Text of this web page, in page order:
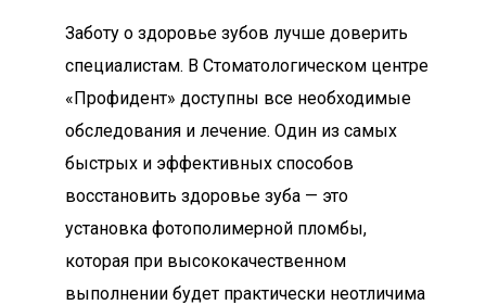
Заботу о здоровье зубов лучше доверить
специалистам. В Стоматологическом центре
«Профидент» доступны все необходимые
обследования и лечение. Один из самых
быстрых и эффективных способов
восстановить здоровье зуба — это
установка фотополимерной пломбы,
которая при высококачественном
выполнении будет практически неотличима